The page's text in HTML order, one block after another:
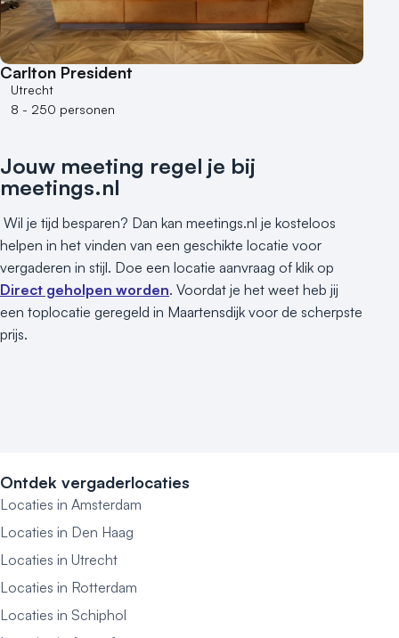
50 - 100 personen
100 - 250 personen
250 - 500 personen
500+ personen
Bijzondere locaties
Duurzame locatie
Groene locatie
Heisessie
Hotel
Hybride events
Industriële locatie
Kasteel en landgoed
Carlton President
Utrecht
8 - 250 personen
Jouw meeting regel je bij
meetings.nl
Wil je tijd besparen? Dan kan meetings.nl je kosteloos
helpen in het vinden van een geschikte locatie voor
vergaderen in stijl. Doe een locatie aanvraag of klik op
Direct geholpen worden. Voordat je het weet heb jij
een toplocatie geregeld in Maartensdijk voor de scherpste
prijs.
Ontdek vergaderlocaties
Locaties in Amsterdam
Locaties in Den Haag
Locaties in Utrecht
Locaties in Rotterdam
Locaties in Schiphol